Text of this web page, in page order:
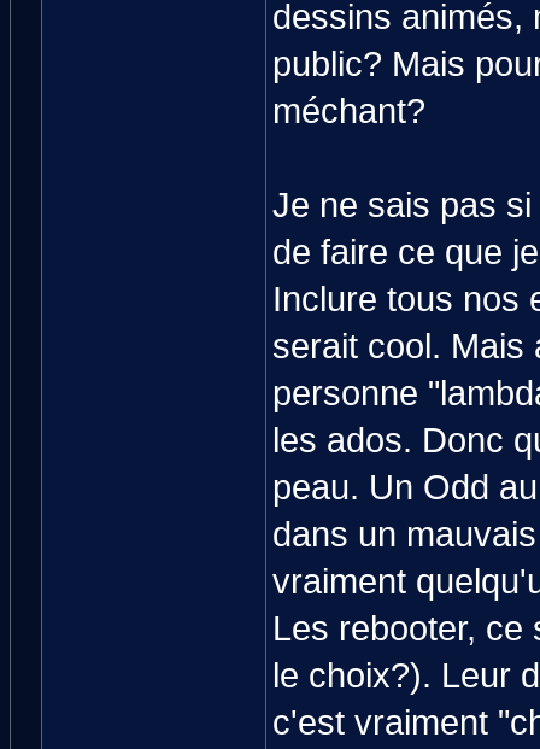
dessins animés,
public? Mais
méchant?
Je ne sais pas
de faire ce que
Inclure tous nos
serait cool. Mais
personne
les ados. Donc
peau. Un Odd
dans un
vraiment
Les rebooter, ce
le choix?). Leur
c'est vraiment